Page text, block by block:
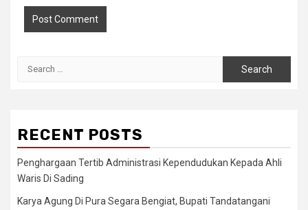
RECENT POSTS
Penghargaan Tertib Administrasi Kependudukan Kepada Ahli
Waris Di Sading
Karya Agung Di Pura Segara Bengiat, Bupati Tandatangani